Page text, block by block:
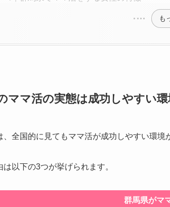
も
ママ活の実態は成功しやすい
、全国的に見てもママ活が成功しやすい環境
は以下の3つが挙げられます。
群馬県がマ